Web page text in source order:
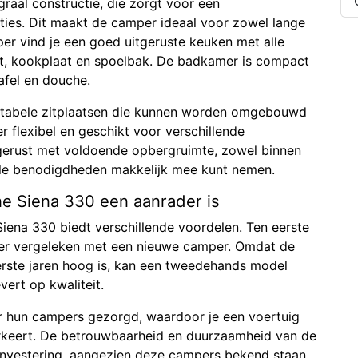
constructie, die zorgt voor een
Dit maakt de camper ideaal voor zowel lange
vind je een goed uitgeruste keuken met alle
kookplaat en spoelbak. De badkamer is compact
en douche.
zitplaatsen die kunnen worden omgebouwd
flexibel en geschikt voor verschillende
met voldoende opbergruimte, zowel binnen
benodigdheden makkelijk mee kunt nemen.
Siena 330 een aanrader is
330 biedt verschillende voordelen. Ten eerste
vergeleken met een nieuwe camper. Omdat de
jaren hoog is, kan een tweedehands model
op kwaliteit.
campers gezorgd, waardoor je een voertuig
De betrouwbaarheid en duurzaamheid van de